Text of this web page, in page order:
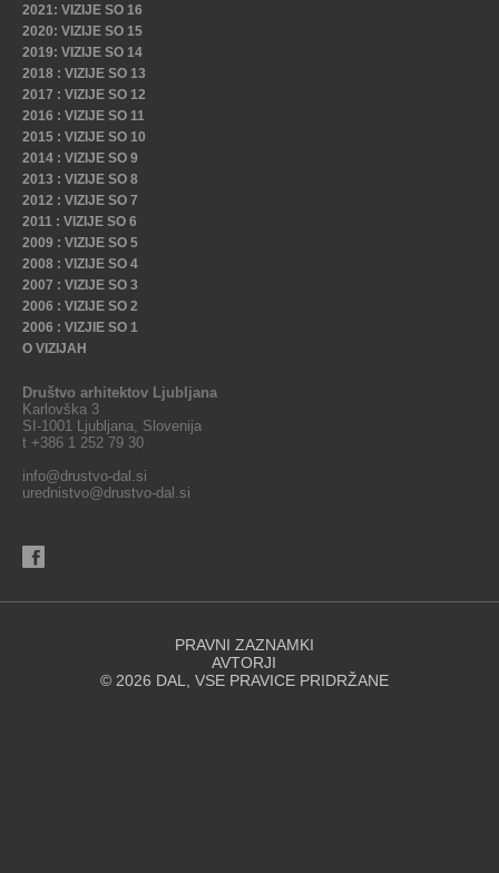
2021: VIZIJE SO 16
2020: VIZIJE SO 15
2019: VIZIJE SO 14
2018 : VIZIJE SO 13
2017 : VIZIJE SO 12
2016 : VIZIJE SO 11
2015 : VIZIJE SO 10
2014 : VIZIJE SO 9
2013 : VIZIJE SO 8
2012 : VIZIJE SO 7
2011 : VIZIJE SO 6
2009 : VIZIJE SO 5
2008 : VIZIJE SO 4
2007 : VIZIJE SO 3
2006 : VIZIJE SO 2
2006 : VIZJIE SO 1
O VIZIJAH
Društvo arhitektov Ljubljana
Karlovška 3
SI-1001 Ljubljana, Slovenija
t +386 1 252 79 30
info@drustvo-dal.si
urednistvo@drustvo-dal.si
PRAVNI ZAZNAMKI
AVTORJI
© 2026 DAL, VSE PRAVICE PRIDRŽANE